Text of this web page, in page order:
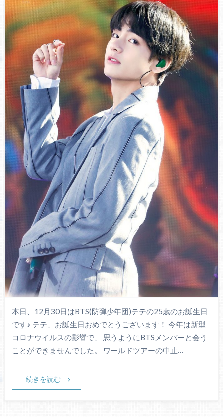
本日、12月30日はBTS(防弾少年団)テテの25歳のお誕生日
です♪ テテ、お誕生日おめでとうございます！ 今年は新型
コロナウイルスの影響で、 思うようにBTSメンバーと会う
ことができませんでした。 ワールドツアーの中止…
続きを読む